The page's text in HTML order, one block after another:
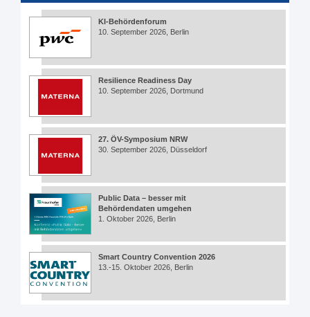
KI-Behördenforum
10. September 2026, Berlin
Resilience Readiness Day
10. September 2026, Dortmund
27. ÖV-Symposium NRW
30. September 2026, Düsseldorf
Public Data – besser mit
Behördendaten umgehen
1. Oktober 2026, Berlin
Smart Country Convention 2026
13.-15. Oktober 2026, Berlin